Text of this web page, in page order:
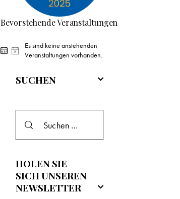
Bevorstehende Veranstaltungen
H
Es sind keine anstehenden
Veranstaltungen vorhanden.
SUCHEN
HOLEN SIE
SICH UNSEREN
NEWSLETTER